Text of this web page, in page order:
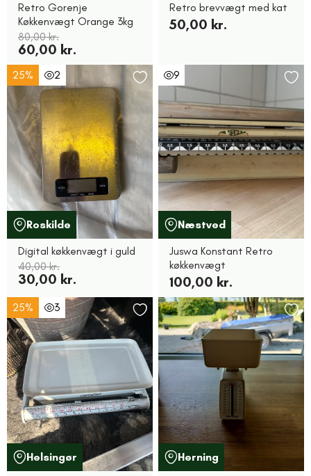
Retro Gorenje
Køkkenvægt Orange 3kg
80,00 kr.
60,00 kr.
Retro brevvægt med kat
50,00 kr.
25% 2
Roskilde
Digital køkkenvægt i guld
40,00 kr.
30,00 kr.
9
Næstved
Juswa Konstant Retro
køkkenvægt
100,00 kr.
25% 3
Helsingør
Herning